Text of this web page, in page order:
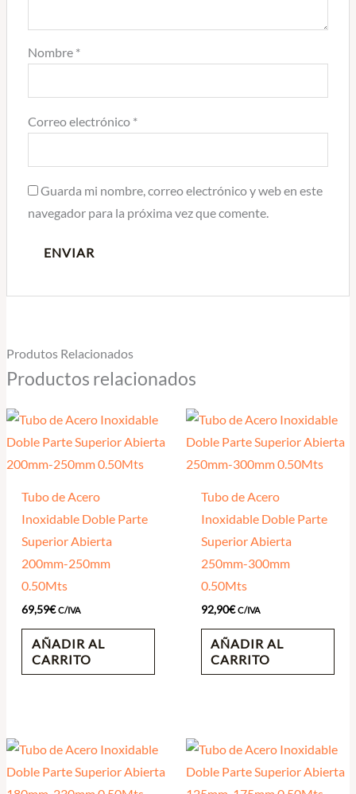
Nombre *
Correo electrónico *
Guarda mi nombre, correo electrónico y web en este
navegador para la próxima vez que comente.
Produtos Relacionados
Productos relacionados
Tubo de Acero
Inoxidable Doble Parte
Superior Abierta
200mm-250mm
0.50Mts
69,59€ C/IVA
AÑADIR AL
CARRITO
Tubo de Acero
Inoxidable Doble Parte
Superior Abierta
250mm-300mm
0.50Mts
92,90€ C/IVA
AÑADIR AL
CARRITO